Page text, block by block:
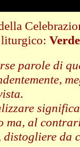
Verde
parole di
ma, al
distogliere da